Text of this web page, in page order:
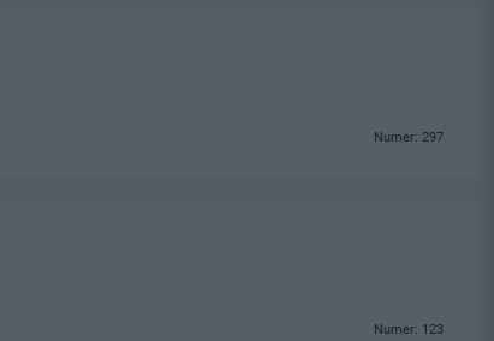
Numer: 297
Numer: 123